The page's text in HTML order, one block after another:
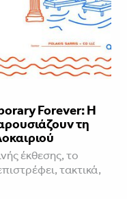
Forever: Η
τη
έκθεσης, το
τακτικά,